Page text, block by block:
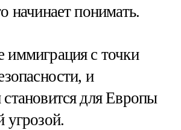
начинает понимать.
с точки
и
для Европы
угрозой.